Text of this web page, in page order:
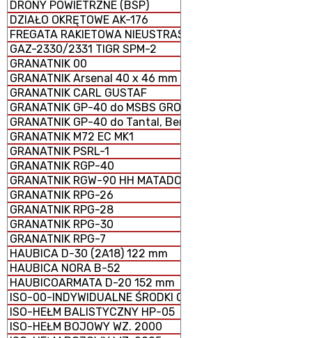
DRONY POWIETRZNE (BSP)
DZIAŁO OKRĘTOWE AK-176
FREGATA RAKIETOWA NIEUSTRASZYMYJ
GAZ-2330/2331 TIGR SPM-2
GRANATNIK 00
GRANATNIK Arsenal 40 x 46 mm
GRANATNIK CARL GUSTAF
GRANATNIK GP-40 do MSBS GROT
GRANATNIK GP-40 do Tantal, Beryl, AKM i GS-40
GRANATNIK M72 EC MK1
GRANATNIK PSRL-1
GRANATNIK RGP-40
GRANATNIK RGW-90 HH MATADOR
GRANATNIK RPG-26
GRANATNIK RPG-28
GRANATNIK RPG-30
GRANATNIK RPG-7
HAUBICA D-30 (2A18) 122 mm
HAUBICA NORA B-52
HAUBICOARMATA D-20 152 mm
ISO-00-INDYWIDUALNE ŚRODKI OCHRONY
ISO-HEŁM BALISTYCZNY HP-05
ISO-HEŁM BOJOWY WZ. 2000